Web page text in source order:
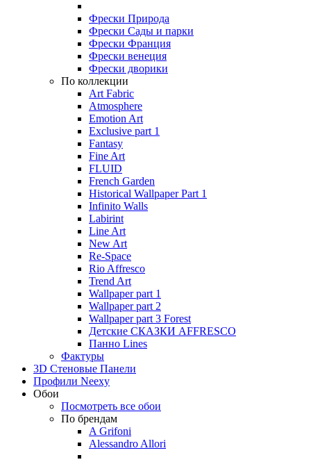
Фрески Природа
Фрески Сады и парки
Фрески Франция
Фрески венеция
Фрески дворики
По коллекции
Art Fabric
Atmosphere
Emotion Art
Exclusive part 1
Fantasy
Fine Art
FLUID
French Garden
Historical Wallpaper Part 1
Infinito Walls
Labirint
Line Art
New Art
Re-Space
Rio Affresco
Trend Art
Wallpaper part 1
Wallpaper part 2
Wallpaper part 3 Forest
Детские СКАЗКИ AFFRESCO
Панно Lines
Фактуры
3D Стеновые Панели
Профили Neexy
Обои
Посмотреть все обои
По брендам
A Grifoni
Alessandro Allori